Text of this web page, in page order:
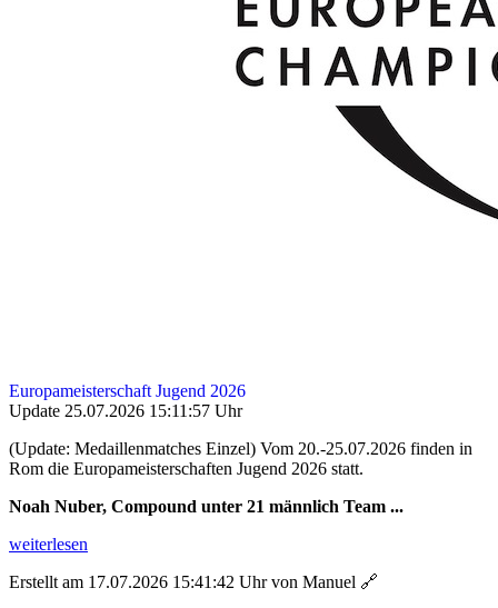
Europameisterschaft Jugend 2026
Update 25.07.2026 15:11:57 Uhr
(Update: Medaillenmatches Einzel) Vom 20.-25.07.2026 finden in
Rom die Europameisterschaften Jugend 2026 statt.
Noah Nuber, Compound unter 21 männlich Team ...
weiterlesen
Erstellt am 17.07.2026 15:41:42 Uhr von Manuel 🔗